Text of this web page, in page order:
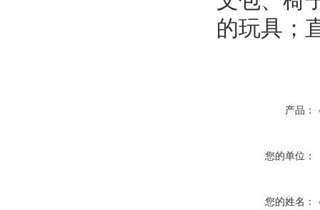
的玩具；
产品：
您的单位：
您的姓名：